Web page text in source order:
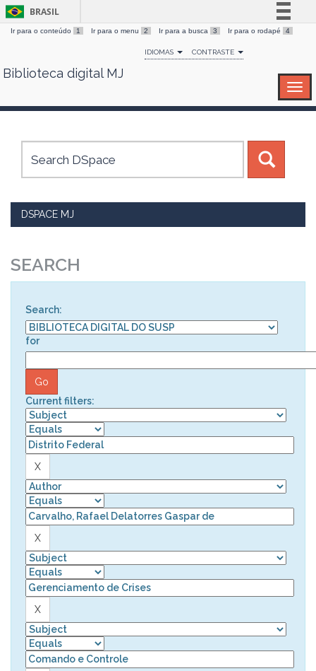
Skip
BRASIL
Simplifique!
Comunica BR
Canais
Ir para o conteúdo 1 Ir para o menu 2 Ir para a busca 3 Ir para o rodapé 4
IDIOMAS CONTRASTE
Biblioteca digital MJ
DSPACE MJ
SEARCH
Search:
for
Current filters: